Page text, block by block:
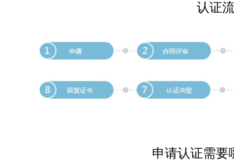
认证
申请认证需要